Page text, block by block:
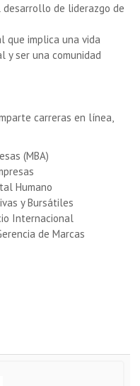
desarrollo de liderazgo de
que implica una vida
y ser una comunidad
carreras en línea,
(MBA)
Humano
y Bursátiles
Internacional
de Marcas